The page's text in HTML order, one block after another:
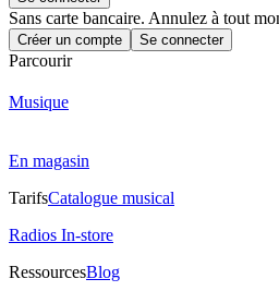
Sans carte bancaire. Annulez à tout
Créer un compte Se connecter
Parcourir
Musique
En magasin
TarifsCatalogue musical
Radios In-store
RessourcesBlog